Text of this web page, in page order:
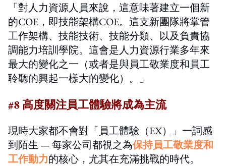
「對人力資源人員來說，這意味著建立一個新
的COE，即技能架構COE。這支新團隊將掌管
工作架構、技能技術、技能分類、以及負責協
調能力培訓學院。這會是人力資源行業多年來
最大的變化之一（或者是與員工敬業度和員工
聆聽的興起一樣大的變化）。」
#8 高度關注員工體驗將成為主流
現時大家都不會對「員工體驗（EX）」一詞感
到陌生 — 每家公司都視之為保持員工敬業度和
工作動力的核心，尤其在充滿挑戰的時代。